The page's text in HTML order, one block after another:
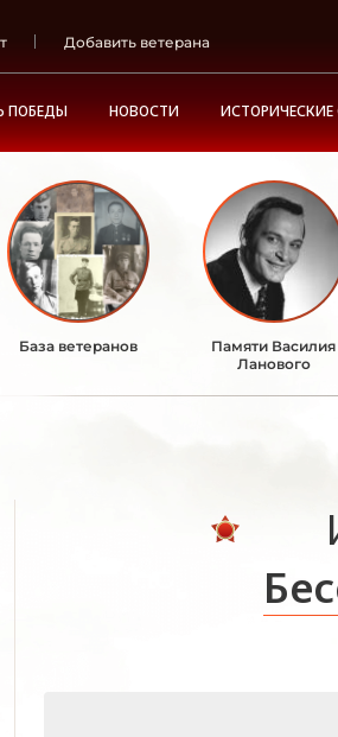
Добавить ветерана
ПОБЕДЫ НОВОСТИ ИСТОРИЧЕСКИЕ
База ветеранов
Памяти Василия
Ланового